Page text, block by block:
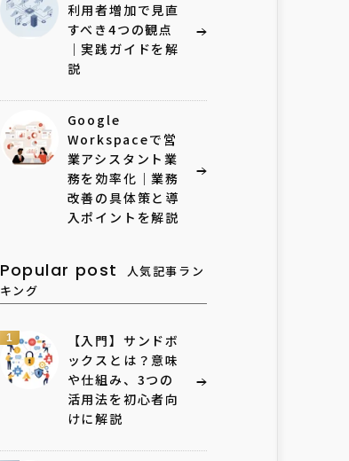
利用者増加で見直
すべき4つの観点
｜実践ガイドを解
説
Google
Workspaceで営
業アシスタント業
務を効率化｜業務
改善の具体策と導
入ポイントを解説
Popular post
人気記事ラン
キング
1
【入門】サンドボ
ックスとは？意味
や仕組み、3つの
活用法を初心者向
けに解説